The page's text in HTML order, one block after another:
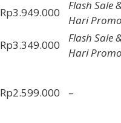
Rp3.949.000
Flash Sale
Hari
Rp3.349.000
Flash Sale
Hari
Rp2.599.000 –